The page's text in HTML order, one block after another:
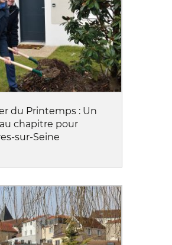
du Printemps : Un
chapitre pour
sur-Seine